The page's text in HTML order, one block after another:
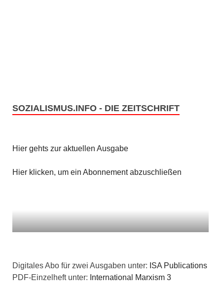
SOZIALISMUS.INFO - DIE ZEITSCHRIFT
Hier gehts zur aktuellen Ausgabe
Hier klicken, um ein Abonnement abzuschließen
Digitales Abo für zwei Ausgaben unter: ISA Publications
PDF-Einzelheft unter: International Marxism 3